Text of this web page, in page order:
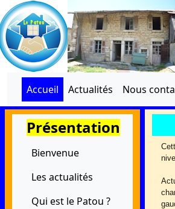
Accueil Actualités Nous
Présentation
Bienvenue
Les actualités
Qui est le Patou ?